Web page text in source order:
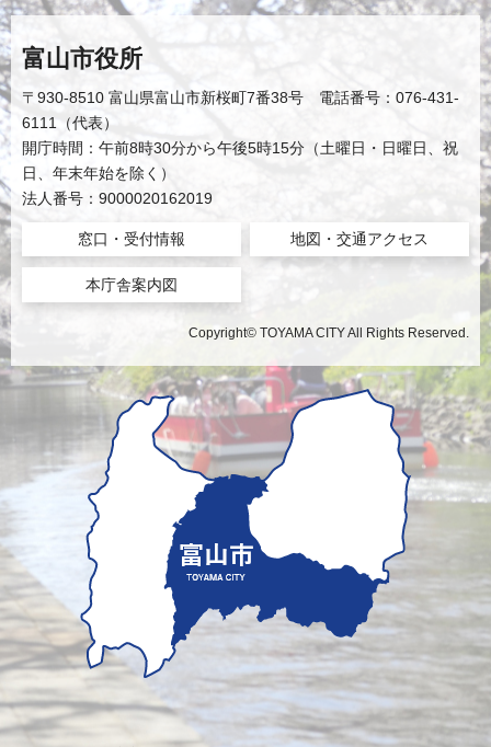
富山市役所
〒930-8510 富山県富山市新桜町7番38号 電話番号：076-431-
6111（代表）
開庁時間：午前8時30分から午後5時15分（土曜日・日曜日、祝
日、年末年始を除く）
法人番号：9000020162019
窓口・受付情報 地図・交通アクセス
本庁舎案内図
Copyright© TOYAMA CITY All Rights Reserved.